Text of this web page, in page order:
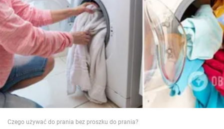
Społeczeństwo
Wojna na Ukrainie
Świat
Jedzenie
Czego używać do prania bez proszku do prania?